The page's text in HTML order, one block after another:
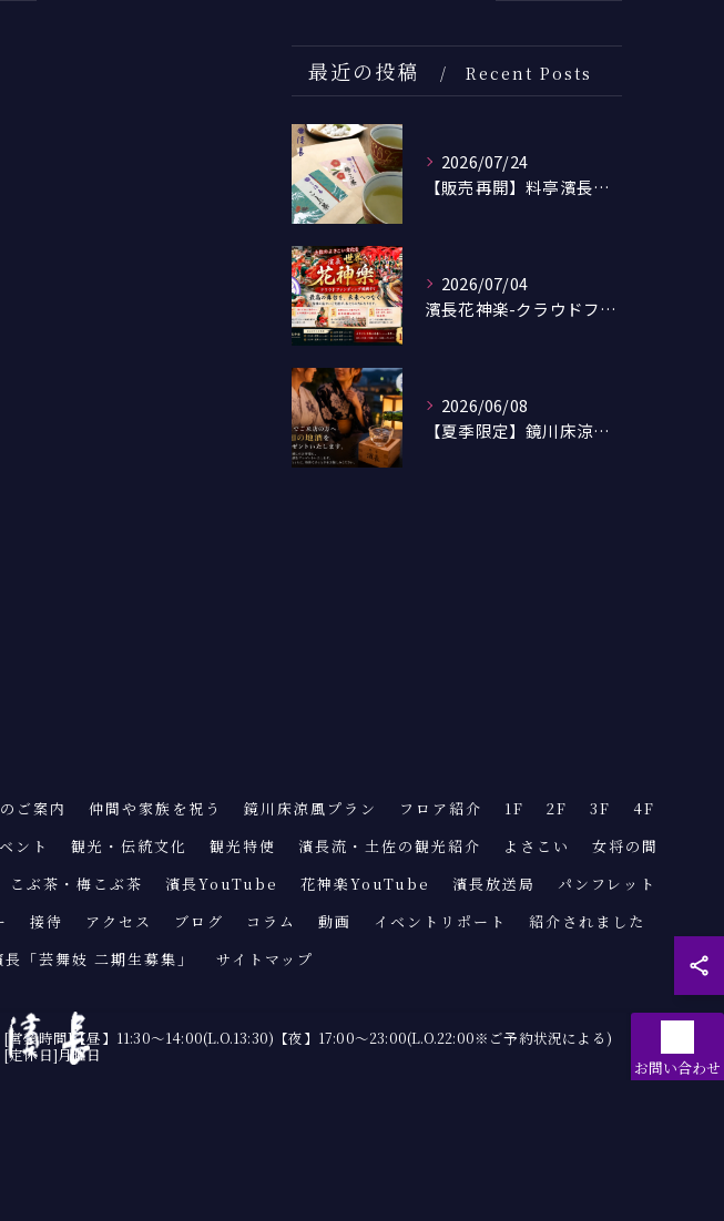
最近の投稿 Recent Posts
2026/07/24
【販売再開】料亭濱長オリジナル「こぶ茶・梅こぶ茶」のネット通販を開始しました
2026/07/04
濱長花神楽-クラウドファンディング-
2026/06/08
【夏季限定】鏡川床涼風プランのご案内
[営業時間]【昼】11:30〜14:00(L.O.13:30)【夜】17:00〜23:00(L.O.22:00※ご予約状況による)
[定休日]月曜日
お問い合わせ
ご案内 仲間や家族を祝う 鏡川床涼風プラン フロア紹介 1F 2F 3F
4F
ント 観光・伝統文化 観光特使 濱長流・土佐の観光紹介 よさこい
女将の間
こぶ茶・梅こぶ茶 濱長YouTube 花神楽YouTube 濱長放送局
パンフレット
接待 アクセス ブログ コラム 動画 イベントリポート
紹介されました
「芸舞妓 二期生募集」 サイトマップ